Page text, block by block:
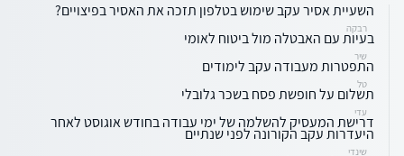
השעיית אסיר עקב שימוש בטלפון תזכה את האסיר בפיצויים?
רבקה
בעיות עם האבטלה מול ביטוח לאומי
שיר
התפטרות מעבודה עקב לימודים
טל
תשלום על חופשת פסח בשכר גלובלי
עדי
דרישת המעסיק להשלמה של ימי עבודה בחודש אוגוסט לאחר
היעדרות עקב הקורונה לפני שנתיים
שינדי